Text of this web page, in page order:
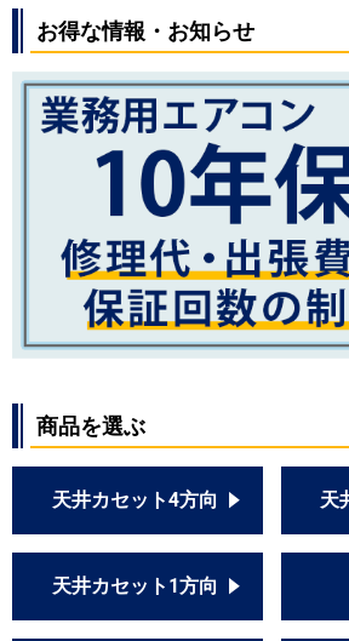
お得な情報・お知らせ
商品を選ぶ
天井カセット4方向 天
天井カセット1方向